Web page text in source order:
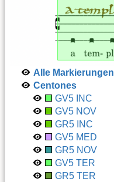
Alle Markierungen
Centones
GV5 INC
GV5 NOV
GR5 INC
GV5 MED
GR5 NOV
GV5 TER
GR5 TER